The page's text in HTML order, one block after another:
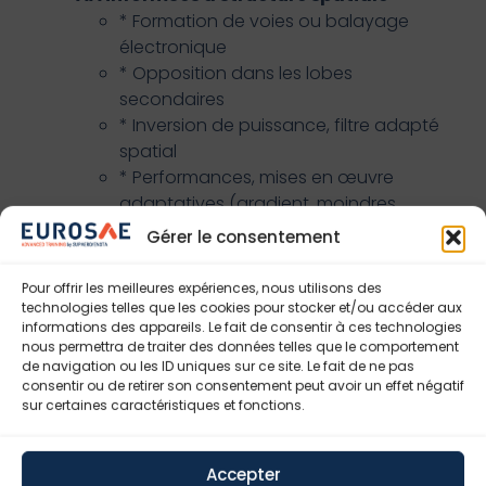
Gérer le consentement
Pour offrir les meilleures expériences, nous utilisons des
technologies telles que les cookies pour stocker et/ou accéder aux
informations des appareils. Le fait de consentir à ces technologies
nous permettra de traiter des données telles que le comportement
de navigation ou les ID uniques sur ce site. Le fait de ne pas
consentir ou de retirer son consentement peut avoir un effet négatif
sur certaines caractéristiques et fonctions.
Accepter
* Formation de voies ou balayage
électronique
* Opposition dans les lobes
secondaires
* Inversion de puissance, filtre adapté
spatial
* Performances, mises en œuvre
adaptatives (gradient, moindres
carrés), robustesse opérationnelle
* Séparation aveugle de sources à
l’ordre 2 et aux ordres supérieurs.
Mélanges instantanés et convolutifs.
Mises en oeuvre. Performances
Application à l’antibrouillage du GPS et
de Galileo
Application des AA à l’antibrouillage des